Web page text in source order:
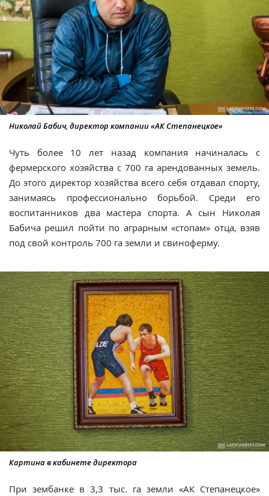
Николай Бабич, директор компании «АК Степанецкое»
Чуть более 10 лет назад компания начиналась с
фермерского хозяйства с 700 га арендованных земель.
До этого директор хозяйства всего себя отдавал спорту,
занимаясь профессионально борьбой. Среди его
воспитанников два мастера спорта. А сын Николая
Бабича решил пойти по аграрным «стопам» отца, взяв
под свой контроль 700 га земли и свиноферму.
Картина в кабинете директора
При зембанке в 3,3 тыс. га земли «АК Степанецкое»